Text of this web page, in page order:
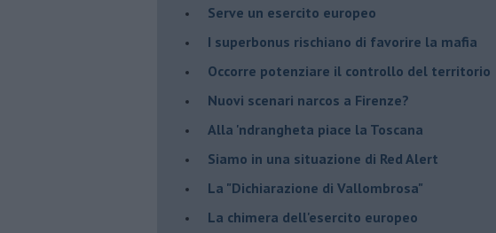
Serve un esercito europeo
I superbonus rischiano di favorire la mafia
Occorre potenziare il controllo del territorio
​Nuovi scenari narcos a Firenze?
Alla 'ndrangheta piace la Toscana
Siamo in una situazione di Red Alert
La "Dichiarazione di Vallombrosa"
La chimera dell'esercito europeo